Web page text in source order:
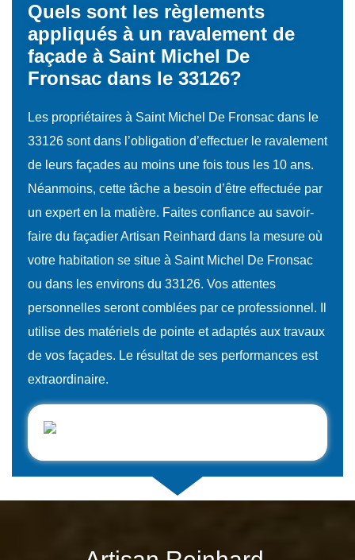
Quels sont les règlements
appliqués à un ravalement de
façade à Saint Michel De
Fronsac dans le 33126?
Les propriétaires à Saint Michel De Fronsac dans le
33126 sont dans l’obligation d’effectuer le ravalement
de leurs façades au moins une fois tous les 10 ans.
Néanmoins, cette tâche a besoin d’être effectuée par
un expert en la matière. Faites confiance au savoir-
faire du façadier Artisan Reinhard dans la mesure où
votre habitation se situe à Saint Michel De Fronsac
ou dans les environs du 33126. Vos attentes
personnelles seront comblées par ce professionnel. Il
utilise des matériels de pointe et adaptés aux travaux
de vos façades. Le résultat de ses performances est
extraordinaire.